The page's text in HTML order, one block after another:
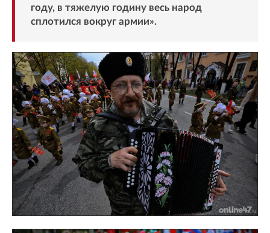
году, в тяжелую годину весь народ
сплотился вокруг армии».